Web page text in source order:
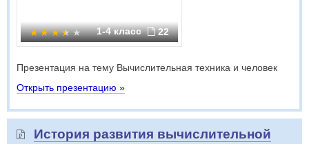
1-4 класс 22
Презентация на тему Вычислительная техника и человек
Открыть презентацию »
История развития вычислительной